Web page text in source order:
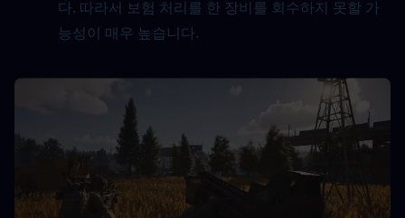
다. 따라서 보험 처리를 한 장비를 회수하지 못할 가
능성이 매우 높습니다.